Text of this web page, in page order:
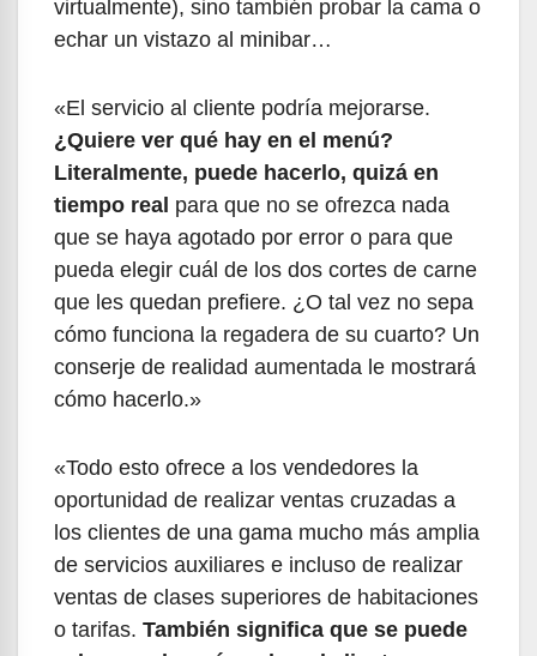
virtualmente), sino también probar la cama o
echar un vistazo al minibar…
«El servicio al cliente podría mejorarse.
¿Quiere ver qué hay en el menú?
Literalmente, puede hacerlo, quizá en
tiempo real para que no se ofrezca nada
que se haya agotado por error o para que
pueda elegir cuál de los dos cortes de carne
que les quedan prefiere. ¿O tal vez no sepa
cómo funciona la regadera de su cuarto? Un
conserje de realidad aumentada le mostrará
cómo hacerlo.»
«Todo esto ofrece a los vendedores la
oportunidad de realizar ventas cruzadas a
los clientes de una gama mucho más amplia
de servicios auxiliares e incluso de realizar
ventas de clases superiores de habitaciones
o tarifas. También significa que se puede